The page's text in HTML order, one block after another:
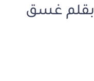
السابع والثلاثون 37 بقلم غسق